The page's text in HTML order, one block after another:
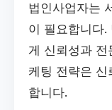
법인사업자는
이 필요합니다.
게 신뢰성과
케팅 전략은
합니다.